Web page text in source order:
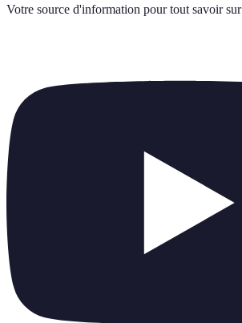
Votre source d'information pour tout savoir sur